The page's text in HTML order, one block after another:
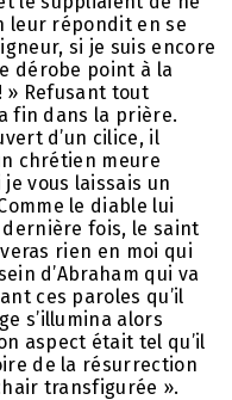
leur répondit en se
si je suis encore
dérobe point à la
» Refusant tout
fin dans la prière.
d’un cilice, il
chrétien meure
vous laissais un
le diable lui
fois, le saint
rien en moi qui
d’Abraham qui va
ces paroles qu’il
s’illumina alors
aspect était tel qu’il
de la résurrection
transfigurée ».